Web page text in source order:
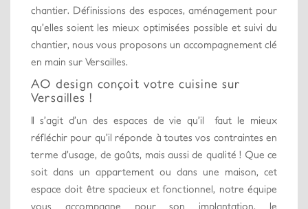
chantier. Définissions des espaces, aménagement pour
qu’elles soient les mieux optimisées possible et suivi du
chantier, nous vous proposons un accompagnement clé
en main sur Versailles.
AO design conçoit votre cuisine sur
Versailles !
Il s’agit d’un des espaces de vie qu’il faut le mieux
réfléchir pour qu’il réponde à toutes vos contraintes en
terme d’usage, de goûts, mais aussi de qualité ! Que ce
soit dans un appartement ou dans une maison, cet
espace doit être spacieux et fonctionnel, notre équipe
vous accompagne pour son implantation, le